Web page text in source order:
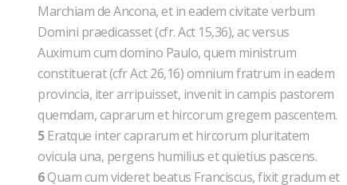
Marchiam de Ancona, et in eadem civitate verbum
Domini praedicasset (cfr. Act 15,36), ac versus
Auximum cum domino Paulo, quem ministrum
constituerat (cfr Act 26,16) omnium fratrum in eadem
provincia, iter arripuisset, invenit in campis pastorem
quemdam, caprarum et hircorum gregem pascentem.
5Eratque inter caprarum et hircorum pluritatem
ovicula una, pergens humilius et quietius pascens.
6Quam cum videret beatus Franciscus, fixit gradum et